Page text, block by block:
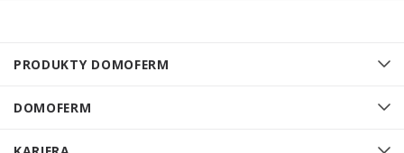
PRODUKTY DOMOFERM
DOMOFERM